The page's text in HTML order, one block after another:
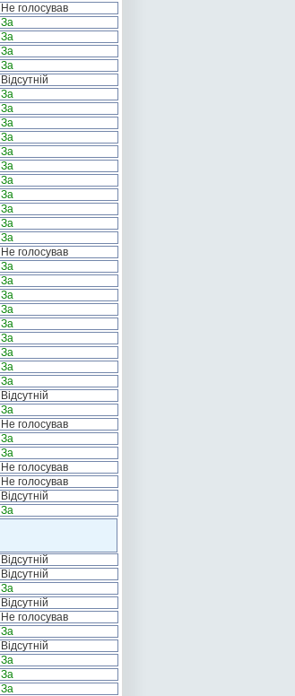
Не голосував
За
За
За
За
Відсутній
За
За
За
За
За
За
За
За
За
За
За
Не голосував
За
За
За
За
За
За
За
За
За
Відсутній
За
Не голосував
За
За
Не голосував
Не голосував
Відсутній
За
Відсутній
Відсутній
За
Відсутній
Не голосував
За
Відсутній
За
За
За